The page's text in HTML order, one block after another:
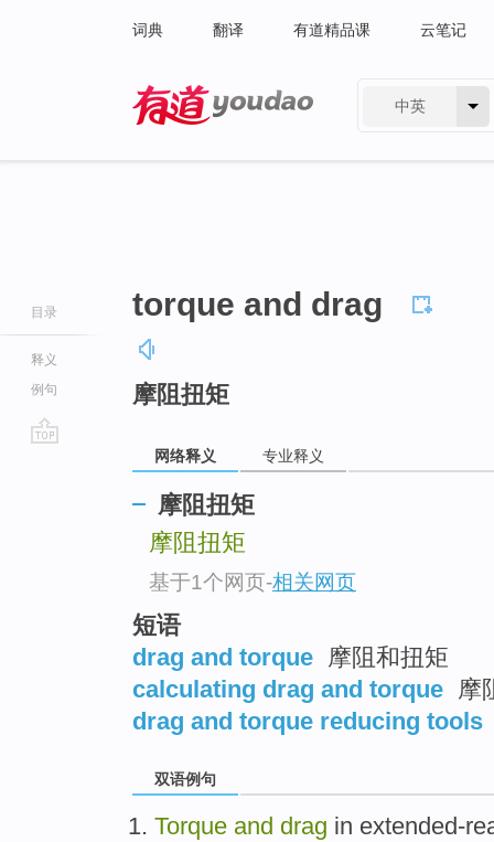
词典 翻译 有道精品课 云笔记
中英
目录
释义
例句
torque and drag
摩阻扭矩
网络释义 专业释义
摩阻扭矩
摩阻扭矩
基于1个网页-相关网页
短语
drag and torque 摩阻和扭矩
calculating drag and torque 摩
drag and torque reducing tools
双语例句
Torque and drag in extended-